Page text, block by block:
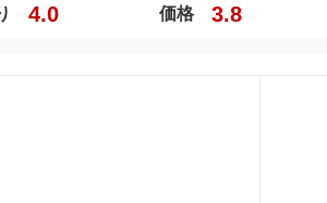
4.0 価格 3.8